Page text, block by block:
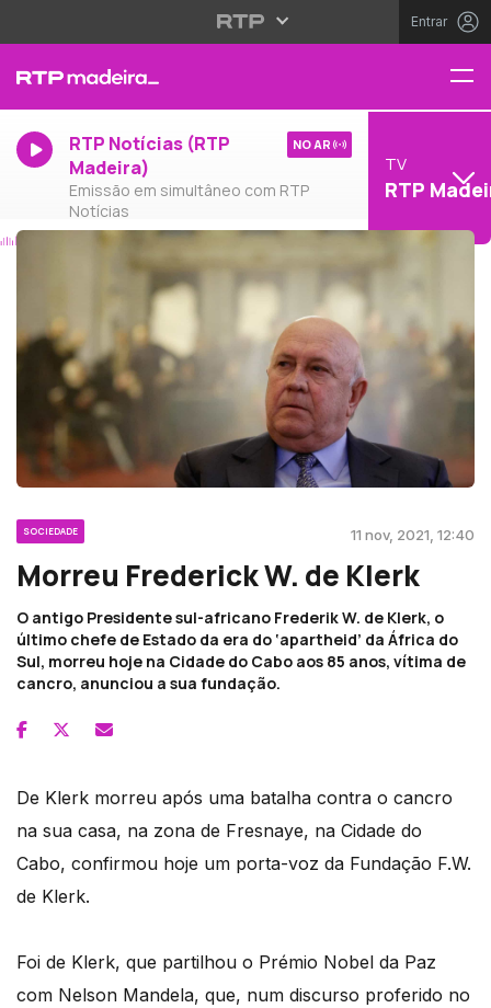
Entrar
RTP Notícias (RTP
Madeira)
Emissão em simultâneo com RTP
Notícias
NO AR
TV
RTP
SOCIEDADE 11 nov, 2021, 12:40
Morreu Frederick W. de Klerk
O antigo Presidente sul-africano Frederik W. de Klerk, o
último chefe de Estado da era do ‘apartheid’ da África do
Sul, morreu hoje na Cidade do Cabo aos 85 anos, vítima de
cancro, anunciou a sua fundação.
De Klerk morreu após uma batalha contra o cancro
na sua casa, na zona de Fresnaye, na Cidade do
Cabo, confirmou hoje um porta-voz da Fundação F.W.
de Klerk.
Foi de Klerk, que partilhou o Prémio Nobel da Paz
com Nelson Mandela, que, num discurso proferido no